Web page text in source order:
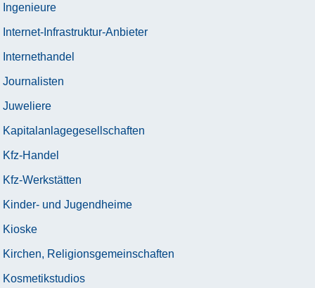
Ingenieure
Internet-Infrastruktur-Anbieter
Internethandel
Journalisten
Juweliere
Kapitalanlagegesellschaften
Kfz-Handel
Kfz-Werkstätten
Kinder- und Jugendheime
Kioske
Kirchen, Religionsgemeinschaften
Kosmetikstudios